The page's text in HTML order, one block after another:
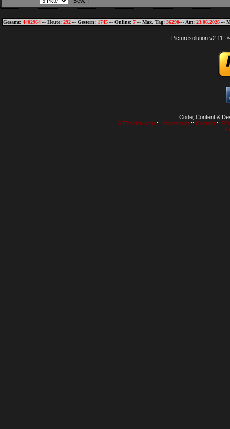
Gesamt: 4402964~~ Heute: 292~~ Gestern: 1745~~ Online: 7~~ Max. Tag: 36290~~ Am: 23.06.2026~~
Picturesolution v2.11 |
.: Code, Content &
GTAvision.com:: Impressum:: Contact::